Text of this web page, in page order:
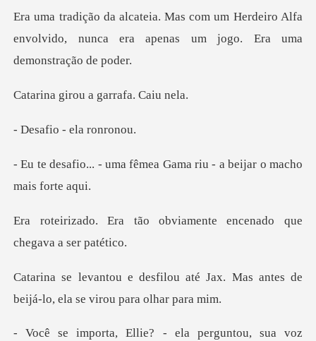
Herdeiro Alfa
envolvido, nunca era apen
ou a garrafa
o - ela
fêmea Gama riu - a beijar
obviamente encenado que
até Jax. Mas antes de
beijá-lo,
voz